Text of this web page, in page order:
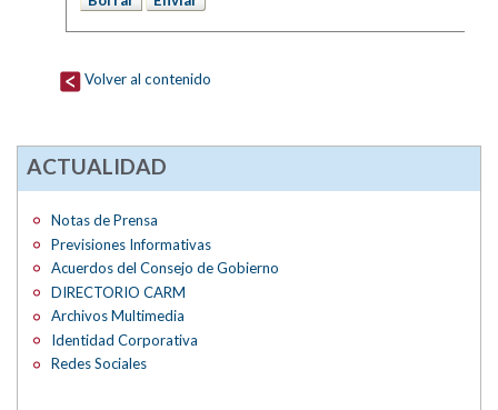
Volver al contenido
ACTUALIDAD
Notas de Prensa
Previsiones Informativas
Acuerdos del Consejo de Gobierno
DIRECTORIO CARM
Archivos Multimedia
Identidad Corporativa
Redes Sociales